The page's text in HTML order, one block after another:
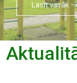
Lasīt vairāk